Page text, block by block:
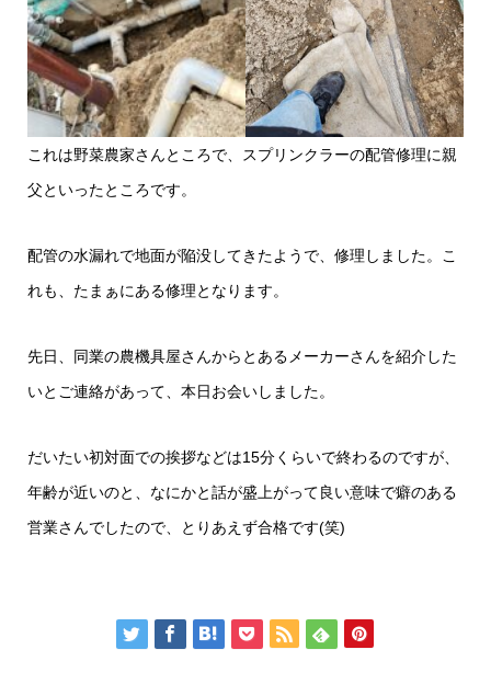
これは野菜農家さんところで、スプリンクラーの配管修理に親
父といったところです。
配管の水漏れで地面が陥没してきたようで、修理しました。こ
れも、たまぁにある修理となります。
先日、同業の農機具屋さんからとあるメーカーさんを紹介した
いとご連絡があって、本日お会いしました。
だいたい初対面での挨拶などは15分くらいで終わるのですが、
年齢が近いのと、なにかと話が盛上がって良い意味で癖のある
営業さんでしたので、とりあえず合格です(笑)